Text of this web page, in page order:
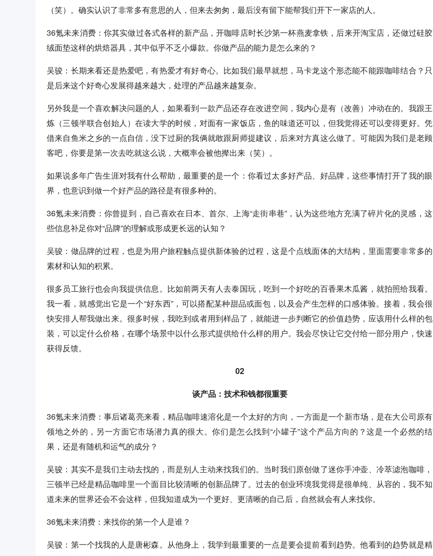
（笑）。确实认识了非常多有意思的人，但来去匆匆，最后没有留下能帮我们开下一家店的人。
36氪未来消费：你其实做过各式各样的新产品，开咖啡店时长沙第一杯燕麦拿铁，后来开淘宝店，还做过硅胶
绒面垫这样的烘焙器具，其中似乎不乏小爆款。你做产品的能力是怎么来的？
吴骏：长期来看还是热爱吧，有热爱才有好奇心。比如我们最早就想，马卡龙这个形态能不能跟咖啡结合？只
是后来这个好奇心发展得越来越大，处理的产品越来越复杂。
另外我是一个喜欢解决问题的人，如果看到一款产品还存在改进空间，我内心是有（改善）冲动在的。我跟王
炼（三顿半联合创始人）在读大学的时候，对面有一家饭店，鱼的味道还可以，但我觉得还可以变得更好。凭
借来自鱼米之乡的一点自信，没下过厨的我俩就敢跟厨师提建议，后来对方真这么做了。可能因为我们是老顾
客吧，你要是第一次去吃就这么说，大概率会被他撵出来（笑）。
如果说多年广告生涯对我有什么帮助，最重要的是一个：你看过太多好产品、好品牌，这些事情打开了我的眼
界，也意识到做一个好产品的路径是有很多种的。
36氪未来消费：你曾提到，自己喜欢在日本、首尔、上海“走街串巷”，认为这些地方充满了碎片化的灵感，这
些信息补足你对“品牌”的理解或形成更长远的认知？
吴骏：做品牌的过程，也是为用户旅程触点提供新体验的过程，这是个点线面体的大结构，里面需要非常多的
素材和认知的积累。
很多员工旅行也会向我提供信息。比如前两天有人去泰国玩，吃到一个好吃的百香果木瓜酱，就拍照给我看。
我一看，就感觉出它是一个“好东西”，可以搭配某种甜品或面包，以及会产生怎样的口感体验。接着，我会很
快安排人帮我做出来。很多时候，我吃到或者用到样品了，就能进一步判断它的价值趋势，应该用什么样的包
装，可以定什么价格，在哪个场景中以什么形式提供给什么样的用户。我会尽快让它交付给一部分用户，快速
获得反馈。
02
谈产品：技术和钱都很重要
36氪未来消费：事后诸葛亮来看，精品咖啡速溶化是一个太好的方向，一方面是一个新市场，是在大公司原有
领地之外的，另一方面它市场潜力真的很大。你们是怎么找到“小罐子”这个产品方向的？这是一个必然的结
果，还是有随机和运气的成分？
吴骏：其实不是我们主动去找的，而是别人主动来找我们的。当时我们原创做了迷你手冲壶、冷萃滤泡咖啡，
三顿半已经是精品咖啡里一个面目比较清晰的创新品牌了。过去的创业环境我觉得是很单纯、从容的，我不知
道未来的世界还会不会这样，但我知道成为一个更好、更清晰的自己后，自然就会有人来找你。
36氪未来消费：来找你的第一个人是谁？
吴骏：第一个找我的人是唐彬森。从他身上，我学到最重要的一点是要会提前看到趋势。他看到的趋势就是精